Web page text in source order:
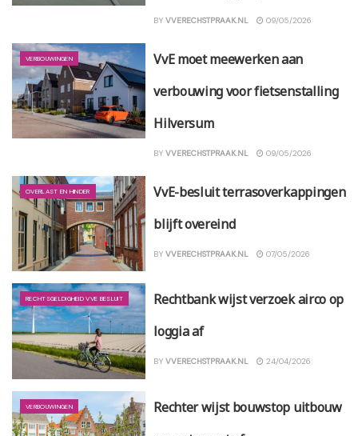
BY VVERECHSTPRAAK.NL 09/05/2026
VERBOUWINGEN
VvE moet meewerken aan
verbouwing voor fietsenstalling
Hilversum
BY VVERECHSTPRAAK.NL 09/05/2026
OVERLAST EN HINDER
VvE-besluit terrasoverkappingen
blijft overeind
BY VVERECHSTPRAAK.NL 07/05/2026
RECHTSGELDIGHEID VVE BESLUIT
Rechtbank wijst verzoek airco op
loggia af
BY VVERECHSTPRAAK.NL 24/04/2026
VERBOUWINGEN
Rechter wijst bouwstop uitbouw